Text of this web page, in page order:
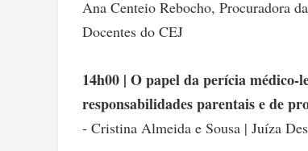
Ana Centeio Rebocho, Procuradora
Docentes do CEJ
14h00 | O papel da perícia médico-
responsabilidades parentais e de
- Cristina Almeida e Sousa | Juíza